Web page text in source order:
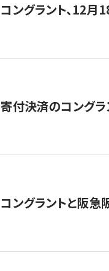
コングラント、12
寄付決済のコングラ
コングラントと阪急